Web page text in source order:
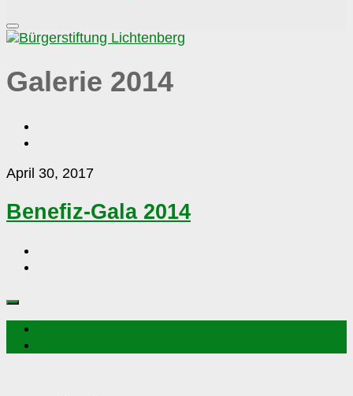
Galerie 2014
Benefiz-
2014
April 30, 2017
Benefiz-Gala 2014